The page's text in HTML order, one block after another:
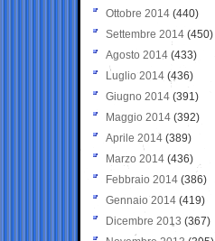
Ottobre 2014 (440)
Settembre 2014 (450)
Agosto 2014 (433)
Luglio 2014 (436)
Giugno 2014 (391)
Maggio 2014 (392)
Aprile 2014 (389)
Marzo 2014 (436)
Febbraio 2014 (386)
Gennaio 2014 (419)
Dicembre 2013 (367)